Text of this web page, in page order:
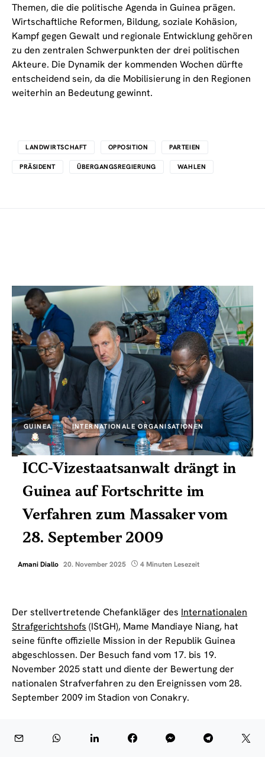
Themen, die die politische Agenda in Guinea prägen.
Wirtschaftliche Reformen, Bildung, soziale Kohäsion,
Kampf gegen Gewalt und regionale Entwicklung gehören
zu den zentralen Schwerpunkten der drei politischen
Akteure. Die Dynamik der kommenden Wochen dürfte
entscheidend sein, da die Mobilisierung in den Regionen
weiterhin an Bedeutung gewinnt.
LANDWIRTSCHAFT OPPOSITION PARTEIEN
PRÄSIDENT ÜBERGANGSREGIERUNG WAHLEN
GUINEA INTERNATIONALE ORGANISATIONEN
ICC-Vizestaatsanwalt drängt in
Guinea auf Fortschritte im
Verfahren zum Massaker vom
28. September 2009
Amani Diallo 20. November 2025 4 Minuten Lesezeit
Der stellvertretende Chefankläger des Internationalen
Strafgerichtshofs (IStGH), Mame Mandiaye Niang, hat
seine fünfte offizielle Mission in der Republik Guinea
abgeschlossen. Der Besuch fand vom 17. bis 19.
November 2025 statt und diente der Bewertung der
nationalen Strafverfahren zu den Ereignissen vom 28.
September 2009 im Stadion von Conakry.